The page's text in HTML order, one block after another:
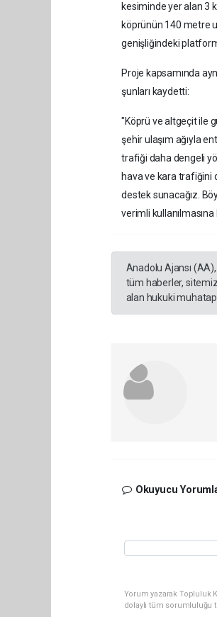
kesiminde yer alan 3
köprünün 140 metre
genişliğindeki
Proje kapsamında
şunları kaydetti:
"Köprü ve altgeçit ile
şehir ulaşım ağıyla
trafiği daha dengeli
hava ve kara trafiğini
destek sunacağız.
verimli kullanılmasına
Anadolu Ajansı
tüm haberler,
alan hukuki
Okuyucu
Yorum yazarak Topluluk
dolaylı tüm sorumluluğu